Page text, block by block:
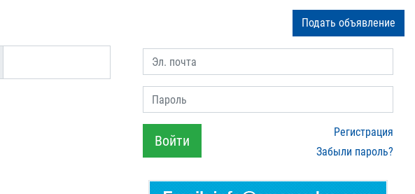
Подать объявление
Эл. почта
Пароль
Войти
Регистрация
Забыли пароль?